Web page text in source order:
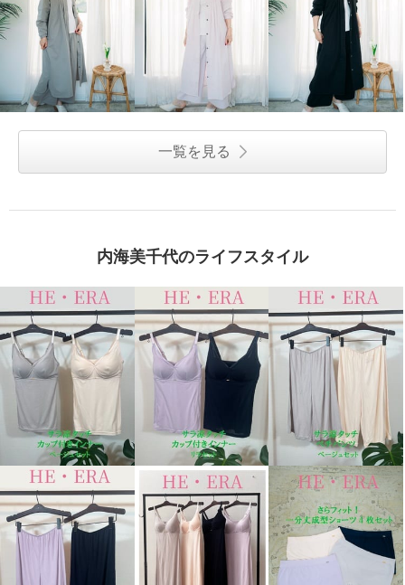
ヘ・エラ 抗菌防臭 上質ファイン
コットン使用 レーシーノンワイ
ヤーブラ ２枚セット
ウルフ＆ボルドー Ｍ
¥0
ヘ・エラ 抗菌防臭 上質ファイン
コットン使用 レーシーノンワイ
ヤーブラ ２枚セット
バニラ＆セージ
¥0
一覧を見る
内海美千代のライフスタイル